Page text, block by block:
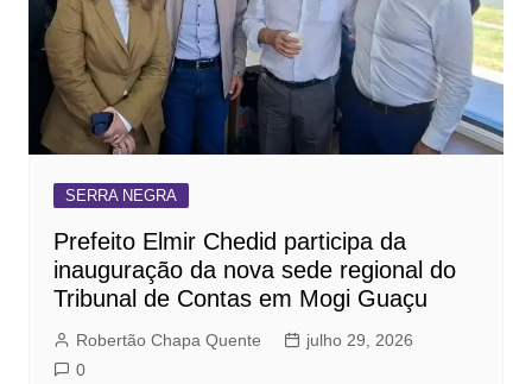
SERRA NEGRA
Prefeito Elmir Chedid participa da
inauguração da nova sede regional do
Tribunal de Contas em Mogi Guaçu
Robertão Chapa Quente
julho 29, 2026
0